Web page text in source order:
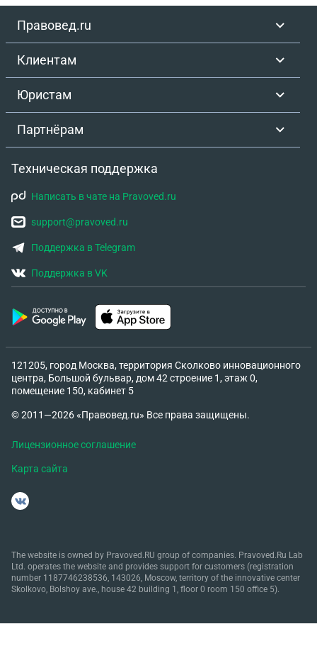
Правовед.ru
Клиентам
Юристам
Партнёрам
Техническая поддержка
Написать в чате на Pravoved.ru
support@pravoved.ru
Поддержка в Telegram
Поддержка в VK
121205, город Москва, территория Сколково инновационного
центра, Большой бульвар, дом 42 строение 1, этаж 0,
помещение 150, кабинет 5
© 2011—2026 «Правовед.ru» Все права защищены.
Лицензионное соглашение
Карта сайта
The website is owned by Pravoved.RU group of companies. Pravoved.Ru Lab
Ltd. operates the website and provides support for customers (registration
number 1187746238536, 143026, Moscow, territory of the innovative center
Skolkovo, Bolshoy ave., house 42 building 1, floor 0 room 150 office 5).